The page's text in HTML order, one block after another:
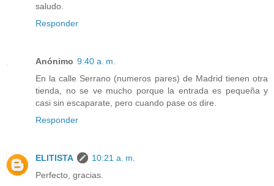
saludo.
Responder
Anónimo 9:40 a. m.
En la calle Serrano (numeros pares) de Madrid tienen otra
tienda, no se ve mucho porque la entrada es pequeña y
casi sin escaparate, pero cuando pase os dire.
Responder
ELITISTA
10:21 a. m.
Perfecto, gracias.